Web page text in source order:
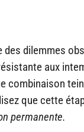
des dilemmes
aux
combinaison
que cette
permanente.